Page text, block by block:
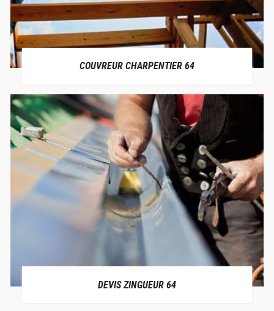
COUVREUR CHARPENTIER 64
DEVIS ZINGUEUR 64